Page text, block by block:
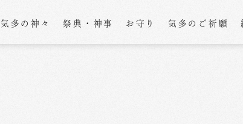
気多の神々 祭典・神事 お守り 気多のご祈願